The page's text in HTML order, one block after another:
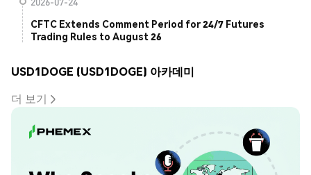
CFTC Extends Comment Period for 24/7 Futures
Trading Rules to August 26
USD1DOGE (USD1DOGE) 아카데미
더 보기